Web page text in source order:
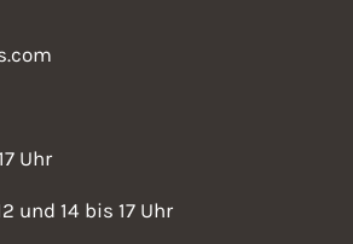
Uhr
und 14 bis 17 Uhr